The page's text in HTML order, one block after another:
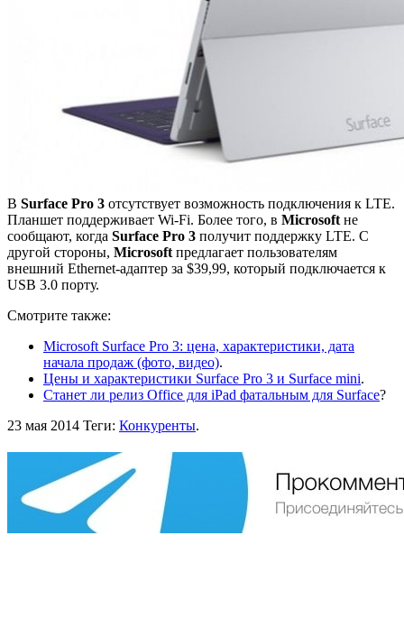
В Surface Pro 3 отсутствует возможность подключения к LTE.
Планшет поддерживает Wi-Fi. Более того, в Microsoft не
сообщают, когда Surface Pro 3 получит поддержку LTE. С
другой стороны, Microsoft предлагает пользователям
внешний Ethernet-адаптер за $39,99, который подключается к
USB 3.0 порту.
Смотрите также:
Microsoft Surface Pro 3: цена, характеристики, дата
начала продаж (фото, видео).
Цены и характеристики Surface Pro 3 и Surface mini.
Станет ли релиз Office для iPad фатальным для Surface?
23 мая 2014 Теги: Конкуренты.